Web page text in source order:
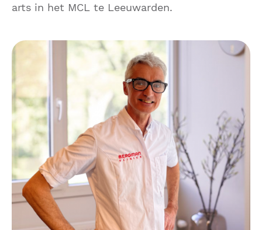
arts in het MCL te Leeuwarden.